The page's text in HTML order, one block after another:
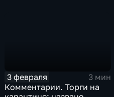
3 февраля
3 мин
Комментарии. Торги на